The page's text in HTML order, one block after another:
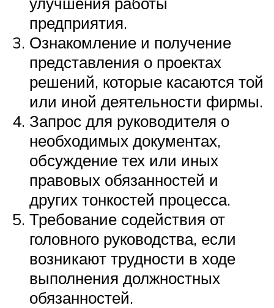
предприятия.
Ознакомление и получение
представления о проектах
решений, которые касаются той
или иной деятельности фирмы.
Запрос для руководителя о
необходимых документах,
обсуждение тех или иных
правовых обязанностей и
других тонкостей процесса.
Требование содействия от
головного руководства, если
возникают трудности в ходе
выполнения должностных
обязанностей.